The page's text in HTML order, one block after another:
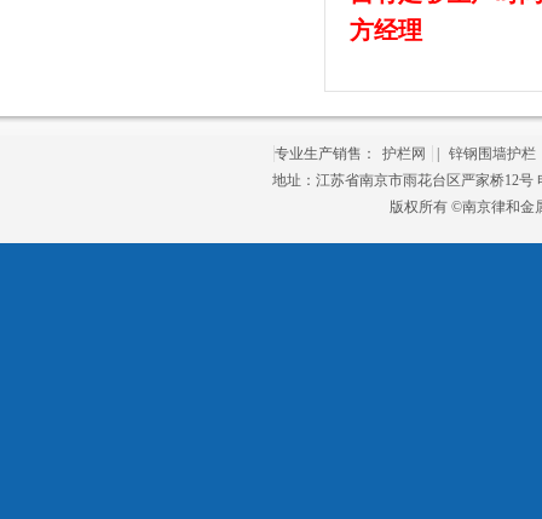
方经理
专业生产销售： 护栏网
锌钢围墙护栏
地址：江苏省南京市雨花台区严家桥12号
版权所有 ©南京律和金